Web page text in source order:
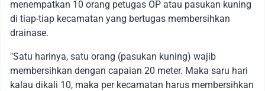
menempatkan 10 orang petugas OP atau pasukan kuning
di tiap-tiap kecamatan yang bertugas membersihkan
drainase.
"Satu harinya, satu orang (pasukan kuning) wajib
membersihkan dengan capaian 20 meter. Maka saru hari
kalau dikali 10, maka per kecamatan harus membersihkan